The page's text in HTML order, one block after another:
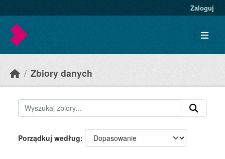
Zaloguj
Zbiory danych
Porządkuj według